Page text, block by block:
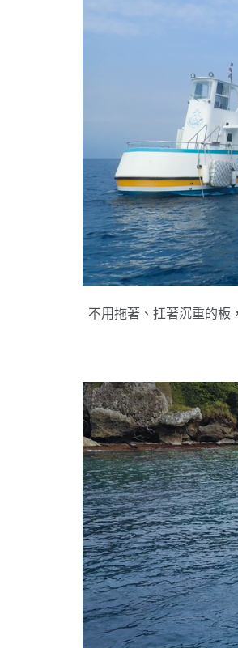
不用拖著、扛著沉重的板